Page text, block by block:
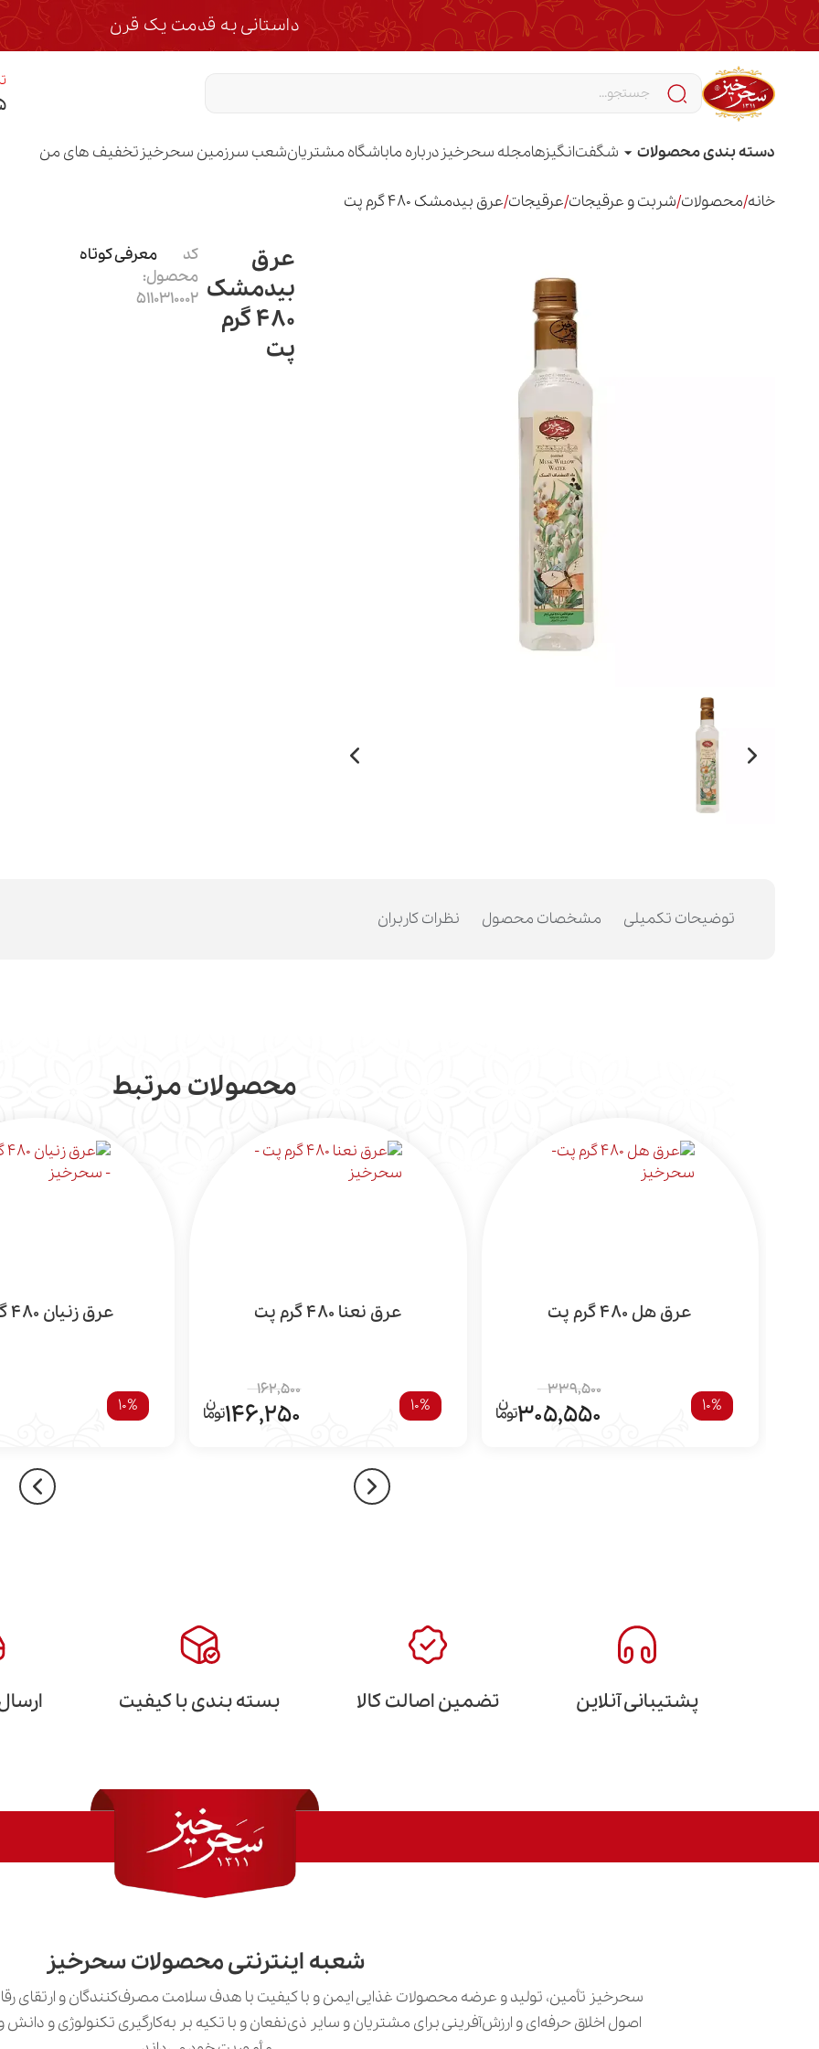
داستانی به قدمت یک قرن
دسته بندی محصولات شگفت‌انگیزهامجله سحرخیز درباره ماباشگاه مشتریانشعب سرزمین سحرخیز تخفیف های من
خانه/محصولات/شربت و عرقیجات/عرقیجات/عرق بیدمشک 480 گرم پت
عرق
بیدمشک
480 گرم
پت
کد
محصول:
5110310002
معرفی کوتاه
توضیحات تکمیلی مشخصات محصول نظرات کاربران
محصولات مرتبط
عرق هل 480 گرم پت
10%
339,500
305,550
عرق نعنا 480 گرم پت
10%
162,500
146,250
عرق زنیان 480 گرم پت
10%
پشتیبانی آنلاین تضمین اصالت کالا بسته بندی با کیفیت
شعبه اینترنتی محصولات سحرخیز
سحرخیز تأمین، تولید و عرضه محصولات غذایی ایمن و با کیفیت با هدف سلامت مصرف‌کنندگان و ارتقای
اصول اخلاق حرفه‌ای و ارزش‌آفرینی برای مشتریان و سایر ذی‌نفعان و با تکیه بر به‌کارگیری تکنولوژی و